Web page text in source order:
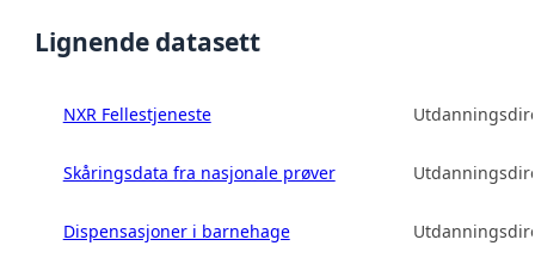
Lignende datasett
NXR Fellestjeneste
Skåringsdata fra nasjonale prøver
Dispensasjoner i barnehage